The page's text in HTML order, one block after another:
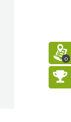
0